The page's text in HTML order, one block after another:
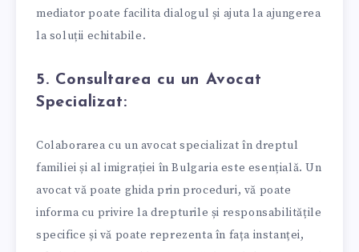
mediator poate facilita dialogul și ajuta la ajungerea
la soluții echitabile.
5. Consultarea cu un Avocat
Specializat:
Colaborarea cu un avocat specializat în dreptul
familiei și al imigrației în Bulgaria este esențială. Un
avocat vă poate ghida prin proceduri, vă poate
informa cu privire la drepturile și responsabilitățile
specifice și vă poate reprezenta în fața instanței,